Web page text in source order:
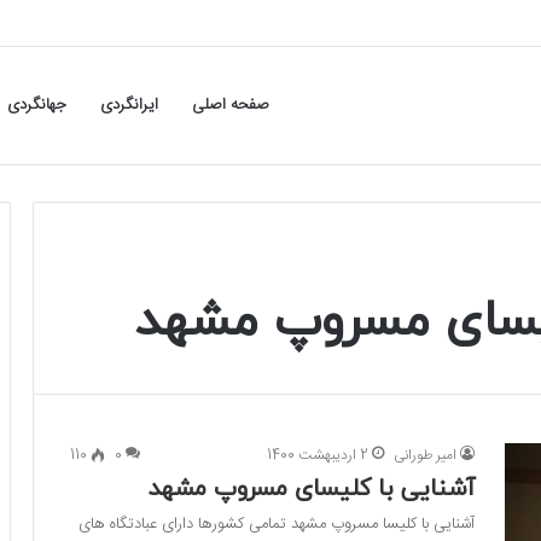
صفحه اصلی ایرانگردی جهانگردی
مسروپ مشهد
امیر طورانی 2 اردیبهشت 1400 0
110
آشنایی با کلیسای مسروپ مشهد
آشنایی با کلیسا مسروپ مشهد تمامی کشورها دارای عبادتگاه های